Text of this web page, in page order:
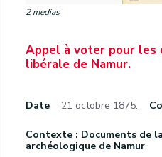
2 medias
Appel à voter pour les
libérale de Namur.
Date 21 octobre 1875.
Contexte : Documents de
archéologique de Namur